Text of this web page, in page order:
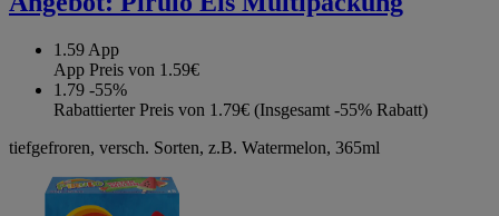
1.59 App
App Preis von 1.59€
1.79 -55%
Rabattierter Preis von 1.79€ (Insgesamt -55% Rabatt)
tiefgefroren, versch. Sorten, z.B. Watermelon, 365ml